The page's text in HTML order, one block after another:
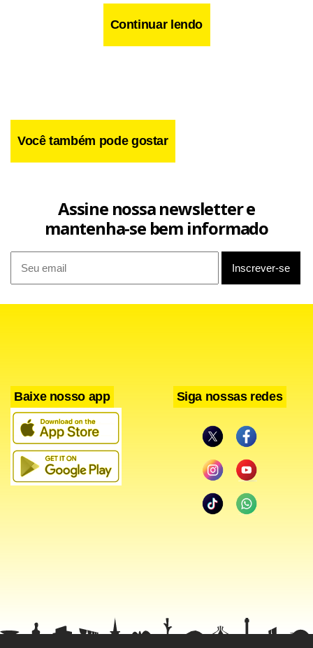
Facebook
WhatsApp
LinkedIn
Twitter
X
Continuar lendo
Você também pode gostar
Assine nossa newsletter e
mantenha-se bem informado
Baixe nosso app Siga nossas redes